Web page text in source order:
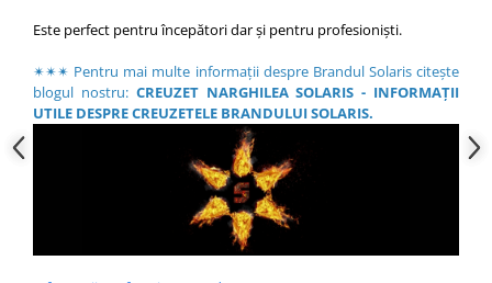
Este perfect pentru începători dar și pentru profesioniști.
✴✴✴ Pentru mai multe informații despre Brandul Solaris citește
blogul nostru: CREUZET NARGHILEA SOLARIS - INFORMAȚII
UTILE DESPRE CREUZETELE BRANDULUI SOLARIS.